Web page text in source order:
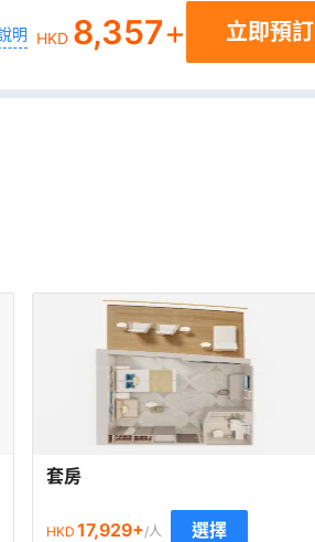
明 HKD 8,357+ 立即預訂
套房
HKD 17,929+/人 選擇